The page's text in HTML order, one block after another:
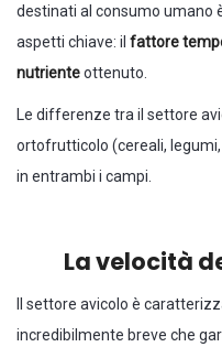
destinati al consumo umano
aspetti chiave: il fattore
nutrienteottenuto.
Le differenze tra il settore
ortofrutticolo (cereali,
in entrambi i campi.
La velocità
Il settore avicolo è
incredibilmente breve che